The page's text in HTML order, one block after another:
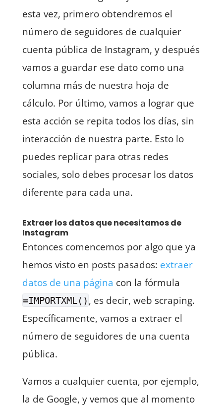
esta vez, primero obtendremos el
número de seguidores de cualquier
cuenta pública de Instagram, y después
vamos a guardar ese dato como una
columna más de nuestra hoja de
cálculo. Por último, vamos a lograr que
esta acción se repita todos los días, sin
interacción de nuestra parte. Esto lo
puedes replicar para otras redes
sociales, solo debes procesar los datos
diferente para cada una.
Extraer los datos que necesitamos de
Instagram
Entonces comencemos por algo que ya
hemos visto en posts pasados: extraer
datos de una página con la fórmula
=IMPORTXML() , es decir, web scraping.
Específicamente, vamos a extraer el
número de seguidores de una cuenta
pública.
Vamos a cualquier cuenta, por ejemplo,
la de Google, y vemos que al momento